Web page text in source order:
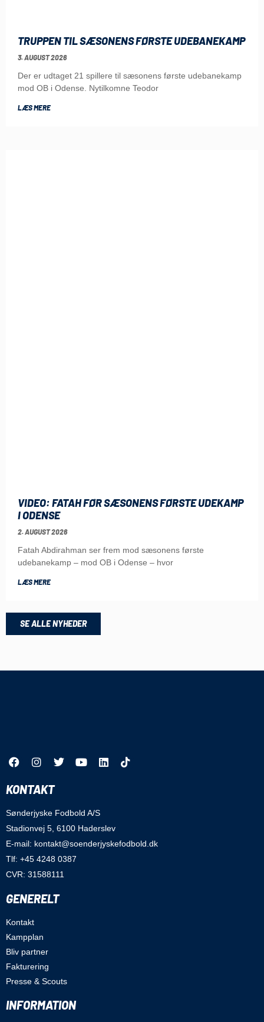
TRUPPEN TIL SÆSONENS FØRSTE UDEBANEKAMP
3. AUGUST 2026
Der er udtaget 21 spillere til sæsonens første udebanekamp
mod OB i Odense. Nytilkomne Teodor
LÆS MERE
VIDEO: FATAH FØR SÆSONENS FØRSTE UDEKAMP
I ODENSE
2. AUGUST 2026
Fatah Abdirahman ser frem mod sæsonens første
udebanekamp – mod OB i Odense – hvor
LÆS MERE
SE ALLE NYHEDER
KONTAKT
Sønderjyske Fodbold A/S
Stadionvej 5, 6100 Haderslev
E-mail: kontakt@soenderjyskefodbold.dk
Tlf: +45 4248 0387
CVR: 31588111
GENERELT
Kontakt
Kampplan
Bliv partner
Fakturering
Presse & Scouts
INFORMATION